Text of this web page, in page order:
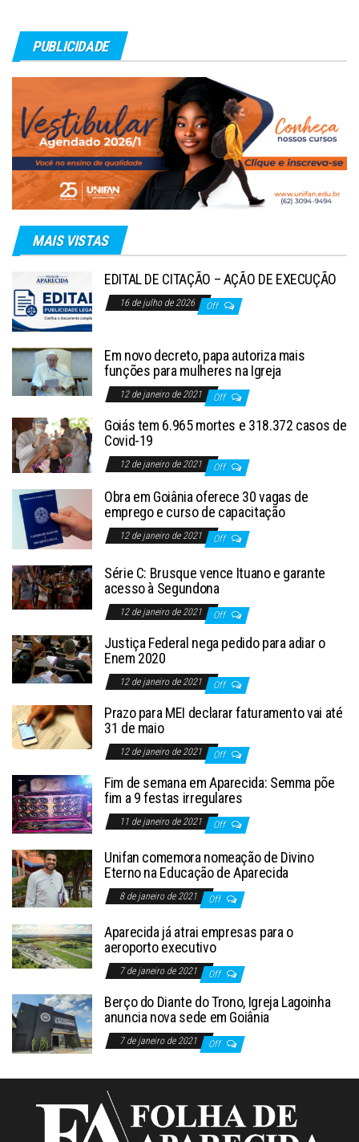
PUBLICIDADE
MAIS VISTAS
EDITAL DE CITAÇÃO – AÇÃO DE EXECUÇÃO
16 de julho de 2026 Off
Em novo decreto, papa autoriza mais
funções para mulheres na Igreja
12 de janeiro de 2021 Off
Goiás tem 6.965 mortes e 318.372 casos de
Covid-19
12 de janeiro de 2021 Off
Obra em Goiânia oferece 30 vagas de
emprego e curso de capacitação
12 de janeiro de 2021 Off
Série C: Brusque vence Ituano e garante
acesso à Segundona
12 de janeiro de 2021 Off
Justiça Federal nega pedido para adiar o
Enem 2020
12 de janeiro de 2021 Off
Prazo para MEI declarar faturamento vai até
31 de maio
12 de janeiro de 2021 Off
Fim de semana em Aparecida: Semma põe
fim a 9 festas irregulares
11 de janeiro de 2021 Off
Unifan comemora nomeação de Divino
Eterno na Educação de Aparecida
8 de janeiro de 2021 Off
Aparecida já atrai empresas para o
aeroporto executivo
7 de janeiro de 2021 Off
Berço do Diante do Trono, Igreja Lagoinha
anuncia nova sede em Goiânia
7 de janeiro de 2021 Off